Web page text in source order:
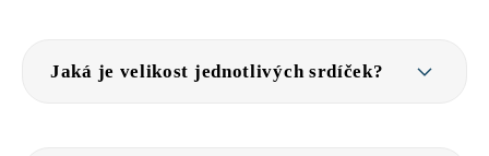
Jaká je velikost jednotlivých srdíček?